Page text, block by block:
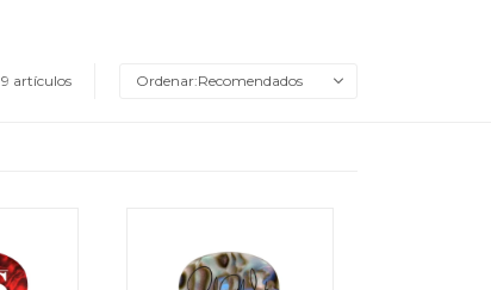
9 artículos Recomendados